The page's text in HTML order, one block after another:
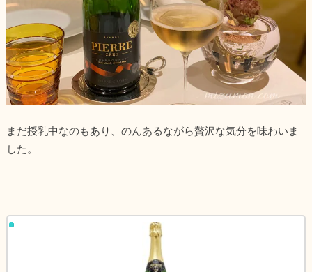
まだ授乳中なのもあり、のんあるながら贅沢な気分を味わいま
した。